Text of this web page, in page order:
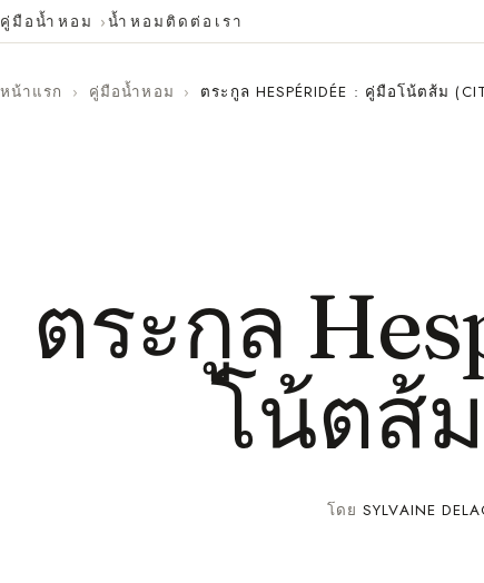
คู่มือน้ำหอม น้ำหอม ติดต่อเรา
หน้าแรก › คู่มือน้ำหอม › ตระกูล HESPÉRIDÉE : คู่มือโน้ตส้ม
ตระกูล
โน้ตส้
โดยSYLVAINE